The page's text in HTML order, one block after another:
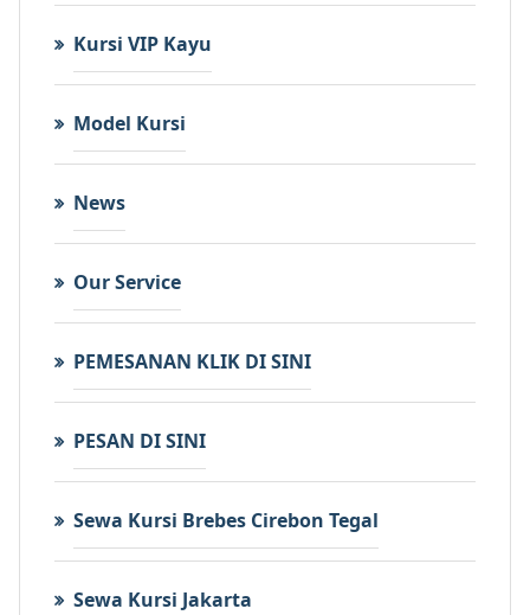
Kursi VIP Kayu
Model Kursi
News
Our Service
PEMESANAN KLIK DI SINI
PESAN DI SINI
Sewa Kursi Brebes Cirebon Tegal
Sewa Kursi Jakarta